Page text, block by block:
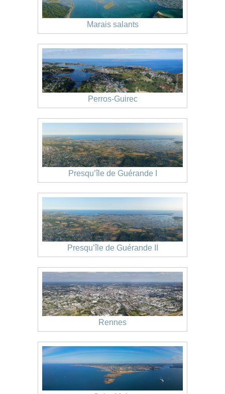
Marais salants
Perros-Guirec
Presqu’île de Guérande I
Presqu’île de Guérande II
Rennes